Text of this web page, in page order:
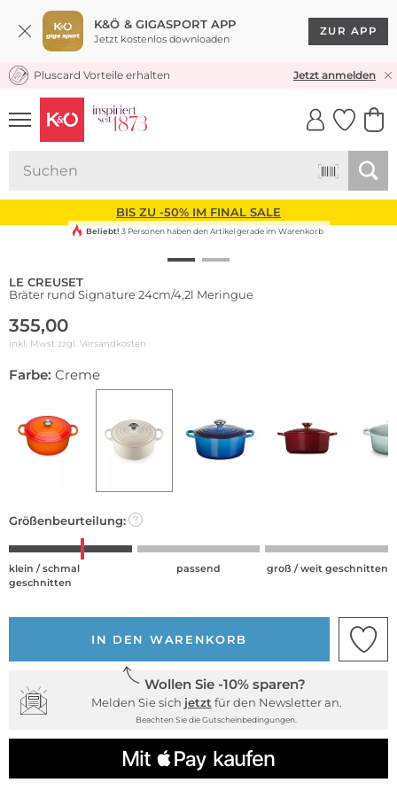
K&Ö & GIGASPORT APP
Jetzt kostenlos downloaden
ZUR APP
KOSTENLOSER VERSAND* & RÜCKVERSAND
Pluscard Vorteile erhalten Jetzt anmelden
UNSERE APP
CLICK &
BIS ZU -50% IM FINAL SALE
Beliebt! 3 Personen haben den Artikel gerade im Warenkorb
LE CREUSET
Bräter rund Signature 24cm/4,2l Meringue
355,00
inkl. Mwst zzgl. Versandkosten
Farbe: Creme
Größenbeurteilung: ?
klein / schmal
geschnitten
passend groß / weit geschnitten
IN DEN WARENKORB
Wollen Sie -10% sparen?
Melden Sie sich jetzt für den Newsletter an.
Beachten Sie die Gutscheinbedingungen.